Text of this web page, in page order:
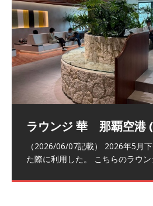
祝！日本航空・マリオ
トナーシップによる
テイタスマッチ
ラウンジ 華 那覇空港
（2026/06/07記載） 2026年5月
た際に利用した。 こちらのラウン
The Coral Executive
ンナプーム国際空港国
(2026/01)
日本航空 羽田空港国際
クラスラウンジ (2026/
（2026/03/18記載） 2026年1月、
バンコクエアウェイズ
ム国際空港国内線ラウ
（2026/03/13記載） 2026年1月上